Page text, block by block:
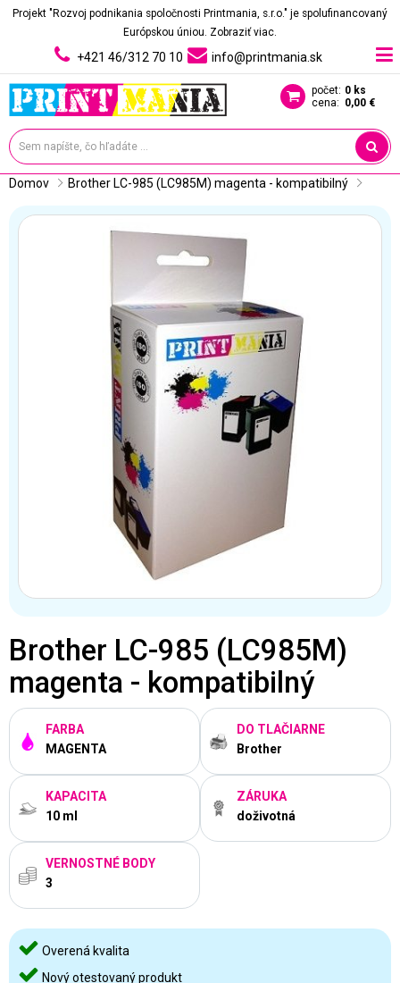
Projekt "Rozvoj podnikania spoločnosti Printmania, s.r.o." je spolufinancovaný
Európskou úniou. Zobraziť viac.
+421 46/312 70 10 info@printmania.sk
počet: 0 ks
cena: 0,00 €
Domov Brother LC-985 (LC985M) magenta - kompatibilný
Brother LC-985 (LC985M)
magenta - kompatibilný
FARBA
MAGENTA
DO TLAČIARNE
Brother
KAPACITA
10 ml
ZÁRUKA
doživotná
VERNOSTNÉ BODY
3
Overená kvalita
Nový otestovaný produkt